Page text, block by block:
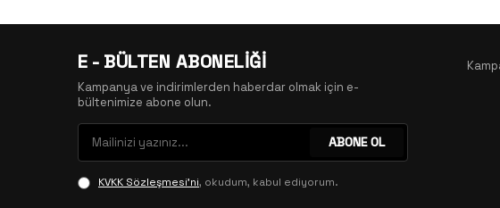
E - BÜLTEN ABONELİĞİ
Kampanya ve indirimlerden haberdar olmak için e-
bültenimize abone olun.
ABONE OL
KVKK Sözleşmesi'ni, okudum, kabul ediyorum.